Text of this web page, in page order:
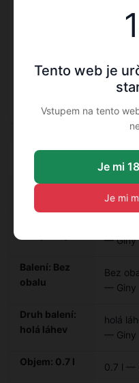
Tento web je
Vstupem na tento
Je mi
Je mi
Doplňkové
Kategorie
— Giny
Balení: Bez
obalu
Bez
— Giny
Druh balení:
holá láhev
holá
— Giny
Objem: 0.7 l 0.7 l —